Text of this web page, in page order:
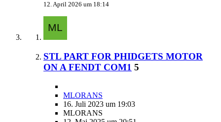
12. April 2026 um 18:14
STL PART FOR PHIDGETS MOTOR
ON A FENDT COM1 5
MLORANS
16. Juli 2023 um 19:03
MLORANS